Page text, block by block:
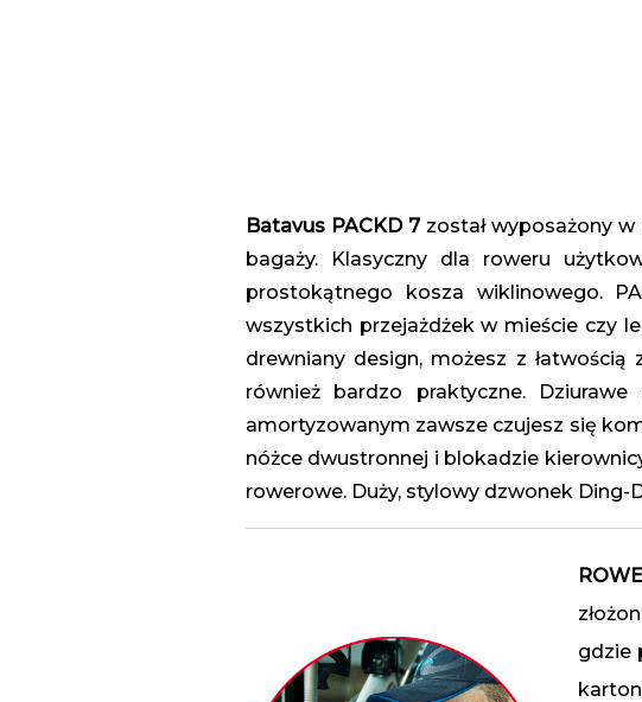
Batavus PACKD 7 został wyposażony
bagaży. Klasyczny dla roweru
prostokątnego kosza wiklinowego.
wszystkich przejażdżek w mieście czy
drewniany design, możesz z
również bardzo praktyczne.
amortyzowanym zawsze czujesz się
nóżce dwustronnej i blokadzie
rowerowe. Duży, stylowy dzwonek
gdzie